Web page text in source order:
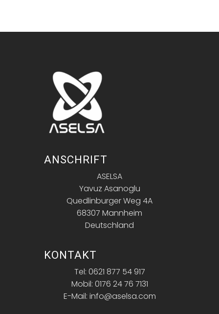
ANSCHRIFT
ASELSA
Yavuz Asanoglu
Quedlinburger Weg 4A
68307 Mannheim
Deutschland
KONTAKT
Tel: 0621 877 54 917
Mobil: 0176 24 76 7131
E-Mail: info@aselsa.com